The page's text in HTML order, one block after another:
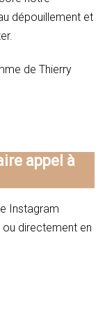
dépouillement et
de Thierry
appel à
Instagram
ou directement en